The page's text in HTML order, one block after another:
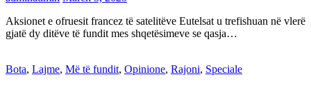
Aksionet e ofruesit francez të satelitëve Eutelsat u trefishuan në vlerë
gjatë dy ditëve të fundit mes shqetësimeve se qasja…
Bota, Lajme, Më të fundit, Opinione, Rajoni, Speciale